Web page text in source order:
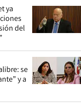
ya
del
se
y a